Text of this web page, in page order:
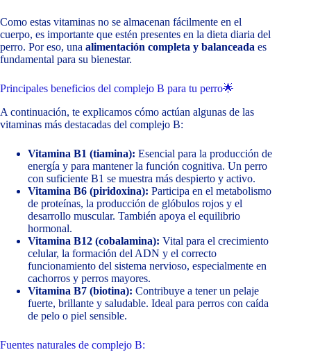
Como estas vitaminas no se almacenan fácilmente en el
cuerpo, es importante que estén presentes en la dieta diaria del
perro. Por eso, una alimentación completa y balanceada es
fundamental para su bienestar.
Principales beneficios del complejo B para tu perro🌟
A continuación, te explicamos cómo actúan algunas de las
vitaminas más destacadas del complejo B:
Vitamina B1 (tiamina): Esencial para la producción de
energía y para mantener la función cognitiva. Un perro
con suficiente B1 se muestra más despierto y activo.
Vitamina B6 (piridoxina): Participa en el metabolismo
de proteínas, la producción de glóbulos rojos y el
desarrollo muscular. También apoya el equilibrio
hormonal.
Vitamina B12 (cobalamina): Vital para el crecimiento
celular, la formación del ADN y el correcto
funcionamiento del sistema nervioso, especialmente en
cachorros y perros mayores.
Vitamina B7 (biotina): Contribuye a tener un pelaje
fuerte, brillante y saludable. Ideal para perros con caída
de pelo o piel sensible.
Fuentes naturales de complejo B: